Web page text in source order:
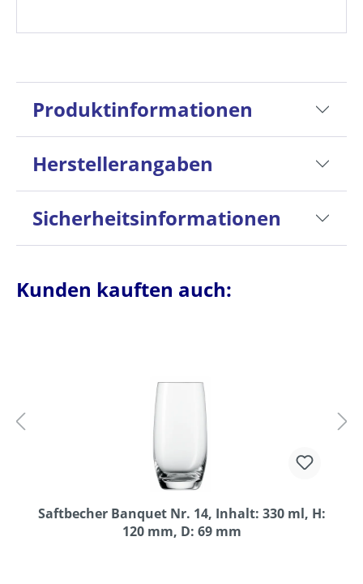
Produktinformationen
Herstellerangaben
Sicherheitsinformationen
Kunden kauften auch:
Saftbecher Banquet Nr. 14, Inhalt: 330 ml, H:
120 mm, D: 69 mm